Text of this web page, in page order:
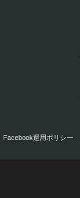
Facebook運用ポリシー